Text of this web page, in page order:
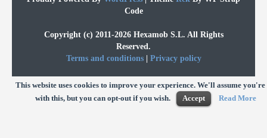
Code
Copyright (c) 2011-2026 Hexamob S.L. All Rights
Reserved.
Terms and conditions| Privacy policy
This website uses cookies to improve your experience. We'll assume you're
with this, but you can opt-out if you wish.
Accept Read More